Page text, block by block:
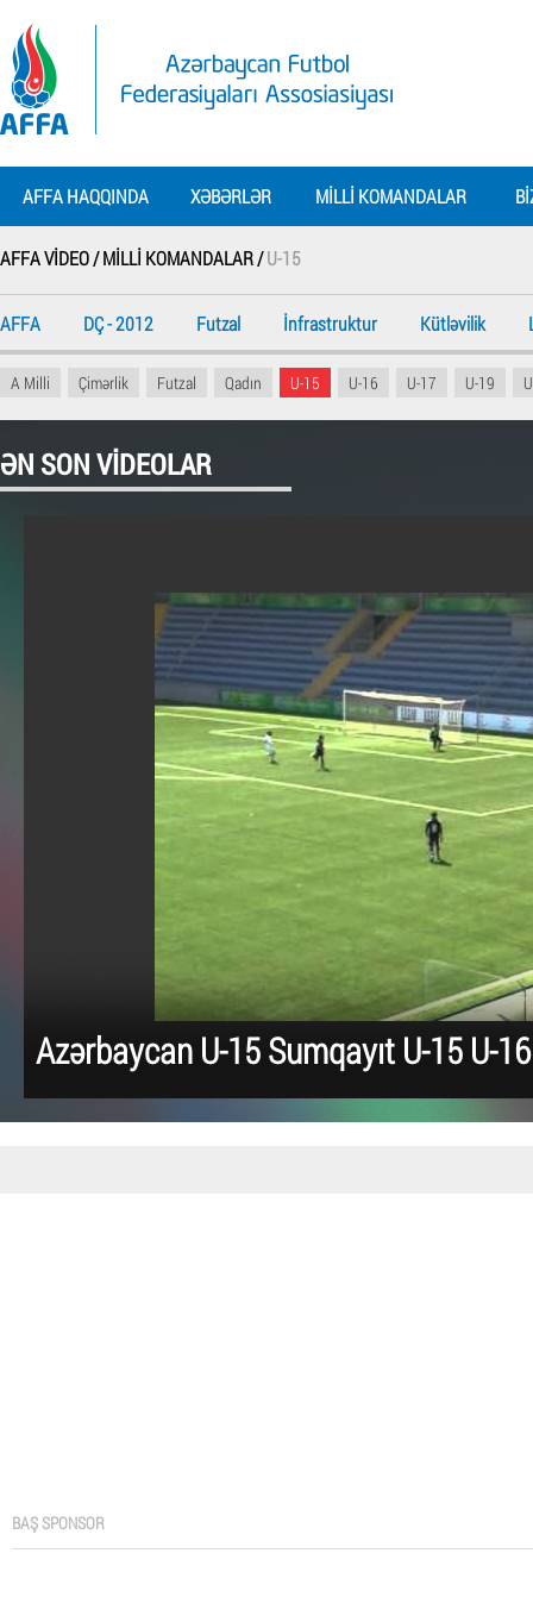
AFFA HAQQINDA XƏBƏRLƏR MILLI KOMANDALAR
AFFA VIDEO /MILLI KOMANDALAR /U-15
AFFA DÇ - 2012 Futzal İnfrastruktur Kütləvilik
A Milli Çimərlik Futzal Qadın U-15 U-16 U-17 U-19
ƏN SON VIDEOLAR
Azərbaycan U-15 Sumqayıt U-15 U-
BAŞ SPONSOR